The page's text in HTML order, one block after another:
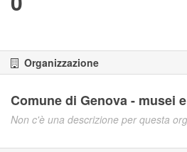
Organizzazione
Comune di Genova - musei
Non c'è una descrizione per questa